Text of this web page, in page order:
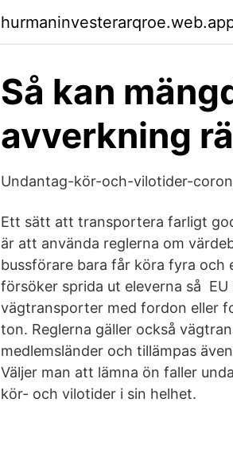
Så kan
avverkning
Undantag-kör-och-vilotider-
Ett sätt att transportera farligt
är att använda reglerna om
bussförare bara får köra fyra och
försöker sprida ut eleverna så
vägtransporter med fordon eller
ton. Reglerna gäller också
medlemsländer och tillämpas
Väljer man att lämna ön faller
kör- och vilotider i sin helhet.